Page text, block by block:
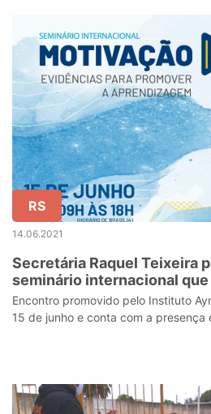
RS
14.06.2021
Secretária Raquel Teixeira
seminário internacional que
dos estudantes na
Encontro promovido pelo Instituto
15 de junho e conta com a